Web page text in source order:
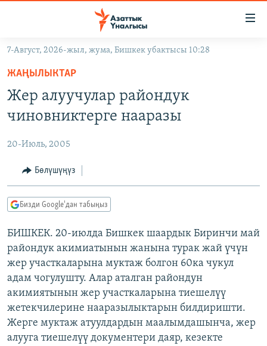
Навигацияга
өтүңүз
Издөөгө
салыңызКЫРГЫЗСТАН
ЭКОНОМИКА
МАДАНИЯТ
ДҮЙНӨ
БОРБОР АЗИЯ
АТАЙЫН ИЛИКТӨӨ
ТВ ПРОГРАММАЛАР
ЭКСПЕРТТЕР ТАЛДАЙТ
БИЗ ЖАНА ДҮЙНӨ
ДАНИСТЕ
ЭЖЕ-СИҢДИЛЕР
ЫҢГАЙСЫЗ СУРООЛОР
ӨЗГӨЧӨ ПИКИР
Русский
ОНЛАЙН ШЕРИНЕ
7-Август, 2026-жыл, жума, Бишкек убактысы 10:28
ЖАҢЫЛЫКТАР
Жер алуучулар райондук
чиновниктерге нааразы
20-Июль, 2005
Бөлүшүңүз
Бизди Google'дан табыңыз
БИШКЕК. 20-июлда Бишкек шаардык Биринчи май
райондук акимиатынын жанына турак жай үчүн
жер участкаларына муктаж болгон 60ка чукул
адам чогулушту. Алар аталган райондун
акимиятынын жер участкаларына тиешелүү
жетекчилерине нааразылыктарын билдиришти.
Жерге муктаж атуулдардын маалымдашынча, жер
алууга тиешелүү документери даяр, кезекте